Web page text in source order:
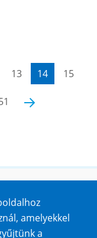
13 14 15
amelyekkel
a